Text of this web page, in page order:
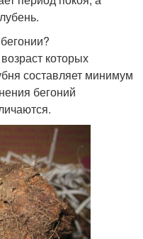
которых
составляет минимум
бегоний